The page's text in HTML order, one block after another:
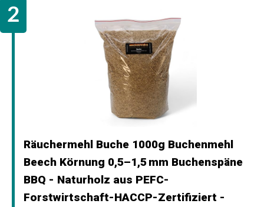
Räuchermehl Buche 1000g Buchenmehl
Beech Körnung 0,5–1,5 mm Buchenspäne
BBQ - Naturholz aus PEFC-
Forstwirtschaft-HACCP-Zertifiziert -